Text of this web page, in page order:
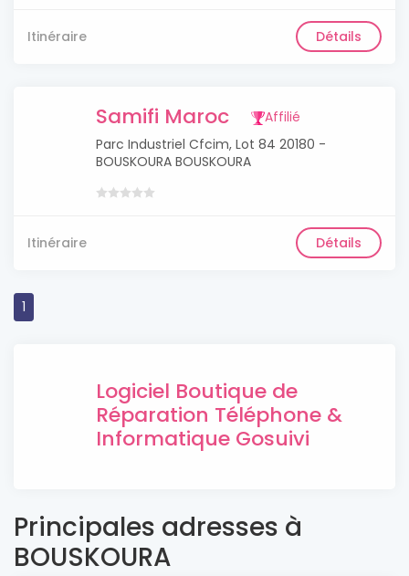
Itinéraire Détails
Samifi Maroc
Affilié
Parc Industriel Cfcim, Lot 84 20180 -
BOUSKOURA BOUSKOURA
Itinéraire Détails
1
Logiciel Boutique de
Réparation Téléphone &
Informatique Gosuivi
Principales adresses à
BOUSKOURA